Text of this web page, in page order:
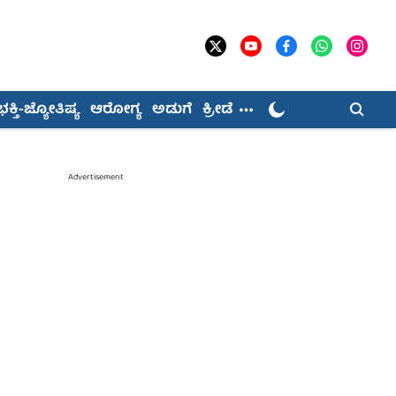
ಜ್ಯೋತಿಷ್ಯ ಆರೋಗ್ಯ ಅಡುಗೆ ಕ್ರೀಡೆ
Advertisement